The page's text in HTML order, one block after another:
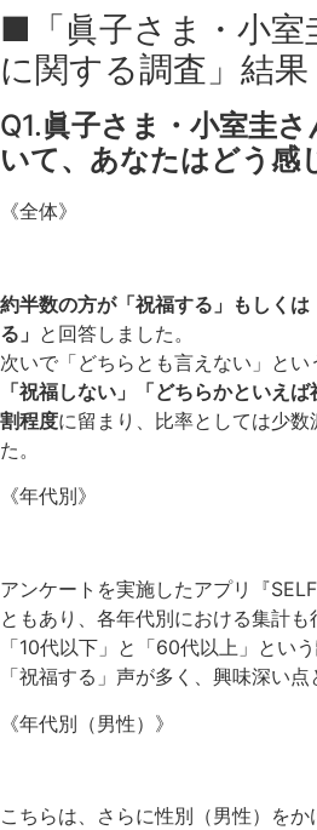
■「眞子さま・小室
に関する調査」結果
Q1.眞子さま・小室圭
いて、あなたはどう感
《全体》
約半数の方が「祝福する」もしく
る」 と回答しました。
次いで「どちらとも言えない」とい
「祝福しない」「どちらかといえ
割程度に留まり、比率としては少
た。
《年代別》
アンケートを実施したアプリ『
ともあり、各年代別における集計も
「10代以下」と「60代以上」とい
「祝福する」声が多く、興味深い点
《年代別（男性）》
こちらは、さらに性別（男性）をか